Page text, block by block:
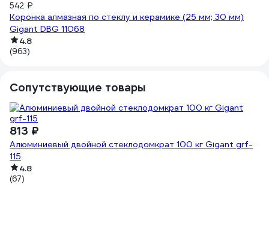
542 ₽
Коронка алмазная по стеклу и керамике (25 мм; 30 мм)
Gigant DBG 11068
4.8
(963)
Сопутствующие товары
813 ₽
Алюминиевый двойной стеклодомкрат 100 кг Gigant grf-
115
4.8
(67)